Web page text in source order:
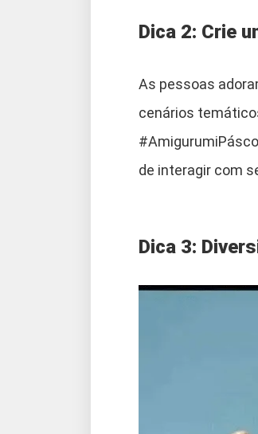
Dica 2: Crie
As pessoas
cenários
de interagir com
Dica 3: